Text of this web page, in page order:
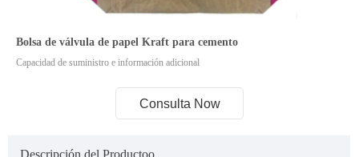
Bolsa de válvula de papel Kraft para cemento
Capacidad de suministro e información adicional
Consulta Now